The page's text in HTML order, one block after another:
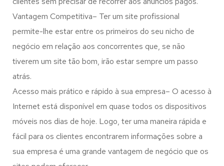
Vantagem Competitiva– Ter um site profissional
permite-lhe estar entre os primeiros do seu nicho de
negócio em relação aos concorrentes que, se não
tiverem um site tão bom, irão estar sempre um passo
atrás.
Acesso mais prático e rápido à sua empresa– O acesso à
Internet está disponível em quase todos os dispositivos
móveis nos dias de hoje. Logo, ter uma maneira rápida e
fácil para os clientes encontrarem informações sobre a
sua empresa é uma grande vantagem de negócio que os